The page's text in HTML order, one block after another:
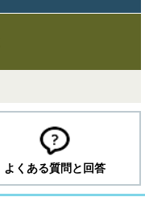
よくある質問と回答